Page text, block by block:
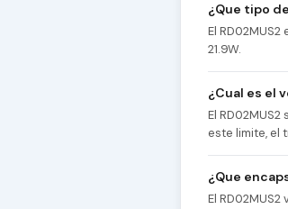
¿Que tipo
El
21.9W.
¿Cual es el
El
este limite, el
¿Que
El